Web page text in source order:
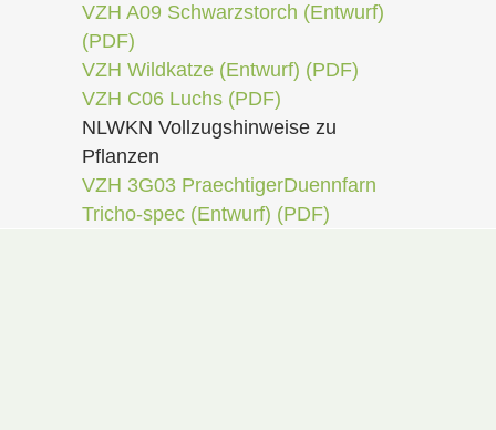
VZH A09 Schwarzstorch (Entwurf)
(PDF)
VZH Wildkatze (Entwurf) (PDF)
VZH C06 Luchs (PDF)
NLWKN Vollzugshinweise zu
Pflanzen
VZH 3G03 PraechtigerDuennfarn
Tricho-spec (Entwurf) (PDF)